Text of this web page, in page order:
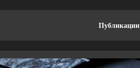
Публикации